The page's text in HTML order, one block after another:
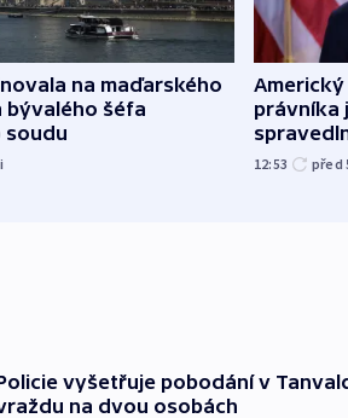
na maďarského
bývalého šéfa
soudu
právníka
12:53 před
vyšetřuje pobodání v
na dvou osobách